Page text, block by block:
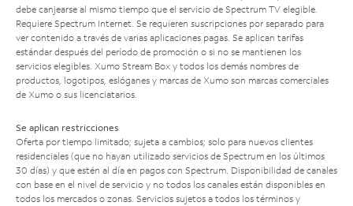
debe canjearse al mismo tiempo que el servicio de Spectrum TV elegible.
Requiere Spectrum Internet. Se requieren suscripciones por separado para
ver contenido a través de varias aplicaciones pagas. Se aplican tarifas
estándar después del período de promoción o si no se mantienen los
servicios elegibles. Xumo Stream Box y todos los demás nombres de
productos, logotipos, eslóganes y marcas de Xumo son marcas comerciales
de Xumo o sus licenciatarios.
Se aplican restricciones
Oferta por tiempo limitado; sujeta a cambios; solo para nuevos clientes
residenciales (que no hayan utilizado servicios de Spectrum en los últimos
30 días) y que estén al día en pagos con Spectrum. Disponibilidad de canales
con base en el nivel de servicio y no todos los canales están disponibles en
todos los mercados o zonas. Servicios sujetos a todos los términos y